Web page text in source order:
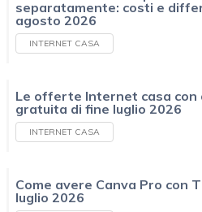
separatamente: costi e
agosto 2026
INTERNET CASA
Le offerte Internet casa con
gratuita di fine luglio 2026
INTERNET CASA
Come avere Canva Pro con
luglio 2026